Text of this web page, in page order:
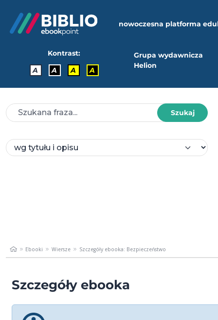
nowoczesna platforma
Kontrast:
A
A A A
Grupa wydawnicza
Helion
Szukaj
Ebooki Wiersze Szczegóły ebooka: Bezpieczeństwo
Szczegóły ebooka